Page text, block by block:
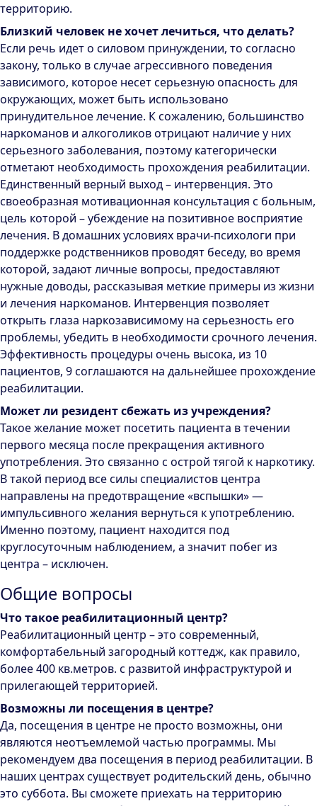
территорию.
Близкий человек не хочет лечиться, что делать?
Если речь идет о силовом принуждении, то согласно
закону, только в случае агрессивного поведения
зависимого, которое несет серьезную опасность для
окружающих, может быть использовано
принудительное лечение. К сожалению, большинство
наркоманов и алкоголиков отрицают наличие у них
серьезного заболевания, поэтому категорически
отметают необходимость прохождения реабилитации.
Единственный верный выход – интервенция. Это
своеобразная мотивационная консультация с больным,
цель которой – убеждение на позитивное восприятие
лечения. В домашних условиях врачи-психологи при
поддержке родственников проводят беседу, во время
которой, задают личные вопросы, предоставляют
нужные доводы, рассказывая меткие примеры из жизни
и лечения наркоманов. Интервенция позволяет
открыть глаза наркозависимому на серьезность его
проблемы, убедить в необходимости срочного лечения.
Эффективность процедуры очень высока, из 10
пациентов, 9 соглашаются на дальнейшее прохождение
реабилитации.
Может ли резидент сбежать из учреждения?
Такое желание может посетить пациента в течении
первого месяца после прекращения активного
употребления. Это связанно с острой тягой к наркотику.
В такой период все силы специалистов центра
направлены на предотвращение «вспышки» —
импульсивного желания вернуться к употреблению.
Именно поэтому, пациент находится под
круглосуточным наблюдением, а значит побег из
центра – исключен.
Общие вопросы
Что такое реабилитационный центр?
Реабилитационный центр – это современный,
комфортабельный загородный коттедж, как правило,
более 400 кв.метров. с развитой инфраструктурой и
прилегающей территорией.
Возможны ли посещения в центре?
Да, посещения в центре не просто возможны, они
являются неотъемлемой частью программы. Мы
рекомендуем два посещения в период реабилитации. В
наших центрах существует родительский день, обычно
это суббота. Вы сможете приехать на территорию